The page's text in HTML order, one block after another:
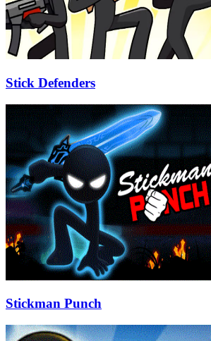
Stick Defenders
Stickman Punch